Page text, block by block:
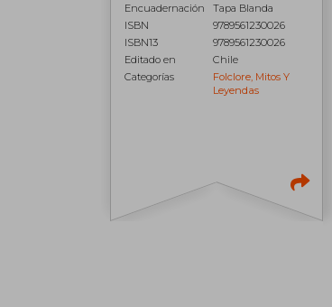
Encuadernación
Tapa Blanda
ISBN
9789561230026
ISBN13
9789561230026
Editado en
Chile
Categorías
Folclore, Mitos Y
Leyendas